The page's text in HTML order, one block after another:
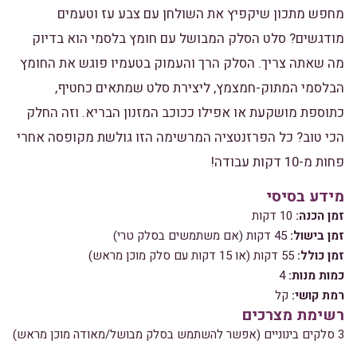
מחפש מתכון שיקפיץ את השולחן עם צבע עז וטעמים
מודגשים? סלט הסלק המבושל עם חומץ בלסמי הוא בדיוק
מה שאתה צריך. הסלק הרך והעמוק בטעמיו פוגש את החומץ
הבלסמי המתוק-חמצמץ, ליצירת סלט שמתאים כחטיף,
כתוספת מושקעת או אפילו ככוכב המזנון הבריא. וזה החלק
הכי טוב? כל הפרזנטציה המרשימה הזו גולשת מקופסה אחרי
פחות מ-10 דקות עבודה!
מידע בסיסי
זמן הכנה:
זמן בישול:
זמן כולל:
כמות מנות:4
רמת קושי: קל
רשימת מצרכים
3 סלקים בינוניים (אפשר להשתמש בסלק מבושל/מאודה מוכן מראש)